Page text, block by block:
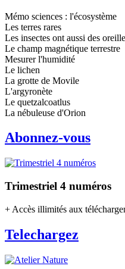
Mémo sciences : l'écosystème
Les terres rares
Les insectes ont aussi des
Le champ magnétique terrestre
Mesurer l'humidité
Le lichen
La grotte de Movile
L'argyronète
Le quetzalcoatlus
La nébuleuse d'Orion
Abonnez-vous
Trimestriel 4 numéros
+ Accès illimités aux
Telechargez